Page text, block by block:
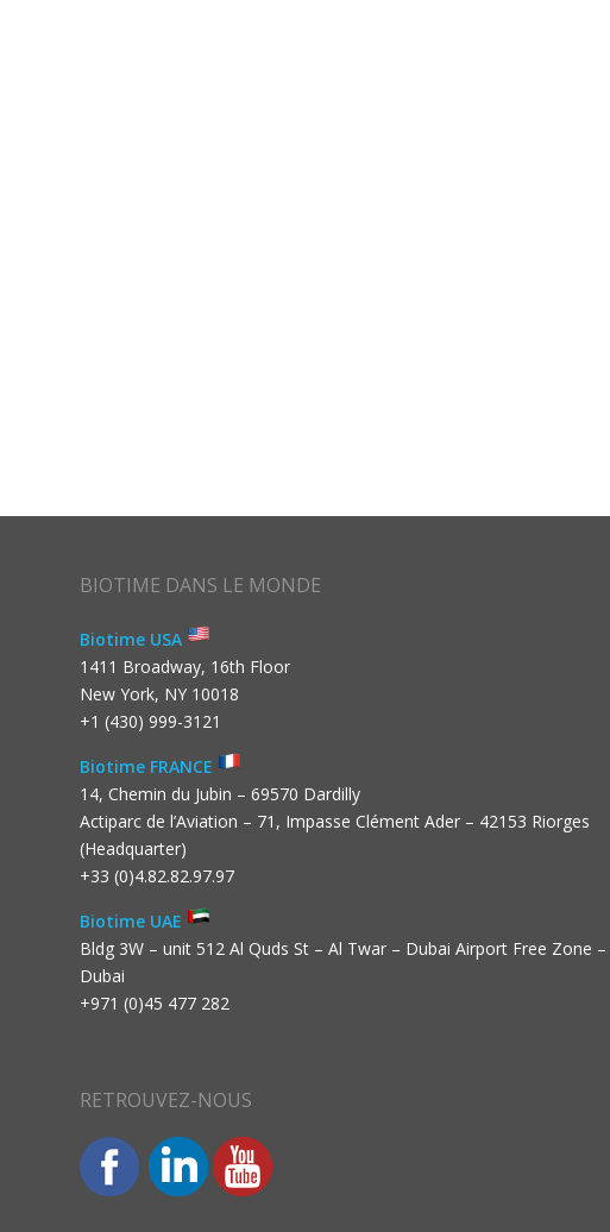
BIOTIME DANS LE MONDE
Biotime USA
1411 Broadway, 16th Floor
New York, NY 10018
+1 (430) 999-3121
Biotime FRANCE
14, Chemin du Jubin – 69570 Dardilly
Actiparc de l’Aviation – 71, Impasse Clément Ader – 42153 Riorges
(Headquarter)
+33 (0)4.82.82.97.97
Biotime UAE
Bldg 3W – unit 512 Al Quds St – Al Twar – Dubai Airport Free Zone –
Dubai
+971 (0)45 477 282
RETROUVEZ-NOUS